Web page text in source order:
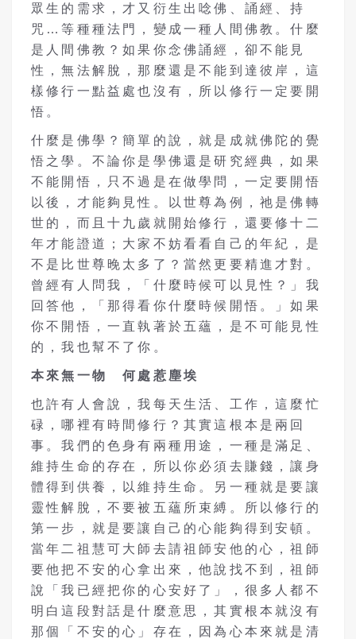
眾生的需求，才又衍生出唸佛、誦經、持
咒…等種種法門，變成一種人間佛教。什麼
是人間佛教？如果你念佛誦經，卻不能見
性，無法解脫，那麼還是不能到達彼岸，這
樣修行一點益處也沒有，所以修行一定要開
悟。
什麼是佛學？簡單的說，就是成就佛陀的覺
悟之學。不論你是學佛還是研究經典，如果
不能開悟，只不過是在做學問，一定要開悟
以後，才能夠見性。以世尊為例，祂是佛轉
世的，而且十九歲就開始修行，還要修十二
年才能證道；大家不妨看看自己的年紀，是
不是比世尊晚太多了？當然更要精進才對。
曾經有人問我，「什麼時候可以見性？」我
回答他，「那得看你什麼時候開悟。」如果
你不開悟，一直執著於五蘊，是不可能見性
的，我也幫不了你。
本來無一物 何處惹塵埃
也許有人會說，我每天生活、工作，這麼忙
碌，哪裡有時間修行？其實這根本是兩回
事。我們的色身有兩種用途，一種是滿足、
維持生命的存在，所以你必須去賺錢，讓身
體得到供養，以維持生命。另一種就是要讓
靈性解脫，不要被五蘊所束縛。所以修行的
第一步，就是要讓自己的心能夠得到安頓。
當年二祖慧可大師去請祖師安他的心，祖師
要他把不安的心拿出來，他說找不到，祖師
說「我已經把你的心安好了」，很多人都不
明白這段對話是什麼意思，其實根本就沒有
那個「不安的心」存在，因為心本來就是清